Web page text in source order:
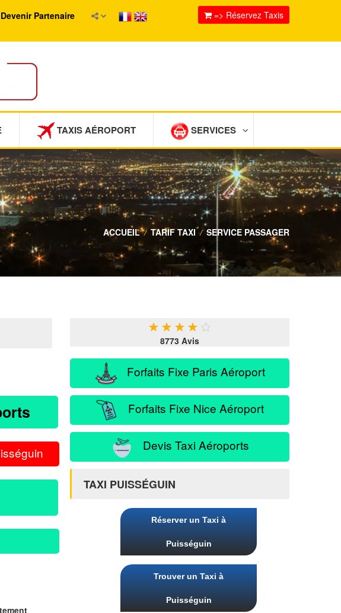
Devenir Partenaire => Réservez Taxis
TAXIS AÉROPORT SERVICES
ACCUEIL / TARIF TAXI / SERVICE PASSAGER
★ ★ ★ ★ ★
8773 Avis
Forfaits Fixe Paris Aéroport
Forfaits Fixe Nice Aéroport
Devis Taxi Aéroports
TAXI PUISSÉGUIN
Réserver un Taxi à
Puisséguin
Trouver un Taxi à
Puisséguin